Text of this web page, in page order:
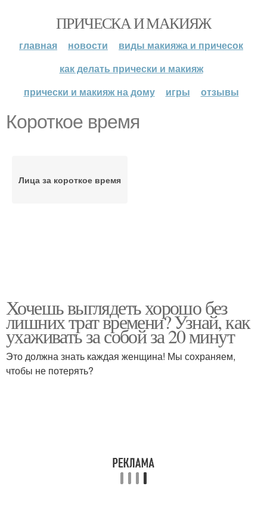
ПРИЧЕСКА И МАКИЯЖ
главная новости
виды макияжа и причесок
как делать прически и макияж
прически и макияж на дому
игры отзывы
Короткое время
Лица за короткое время
Хочешь выглядеть хорошо без
лишних трат времени? Узнай, как
ухаживать за собой за 20 минут
Это должна знать каждая женщина! Мы сохраняем,
чтобы не потерять?